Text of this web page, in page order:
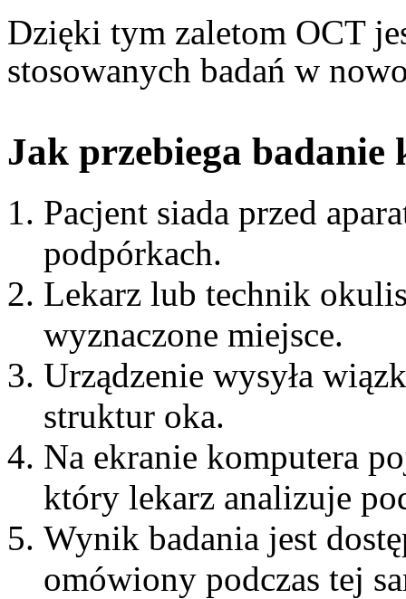
Dzięki tym zaletom OCT
stosowanych badań w
Jak przebiega
Pacjent siada przed
podpórkach.
Lekarz lub technik
wyznaczone miejsce.
Urządzenie wysyła
struktur oka.
Na ekranie komputera
który lekarz analizuje
Wynik badania jest
omówiony podczas tej